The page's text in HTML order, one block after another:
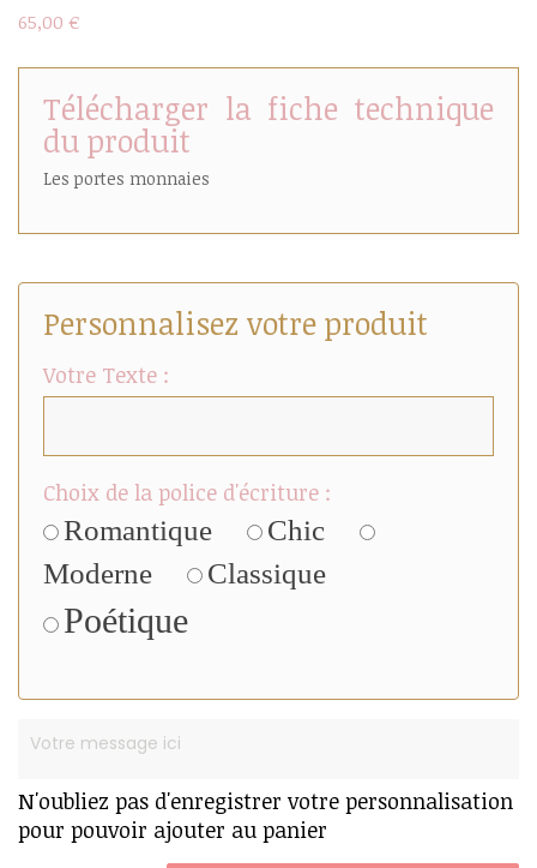
65,00 €
Télécharger la fiche technique
du produit
Les portes monnaies
Personnalisez votre produit
Votre Texte :
Choix de la police d'écriture :
Romantique
Chic
Moderne
Classique
Poétique
N'oubliez pas d'enregistrer votre personnalisation
pour pouvoir ajouter au panier